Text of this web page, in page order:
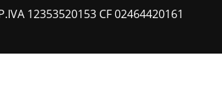
12353520153 CF 02464420161